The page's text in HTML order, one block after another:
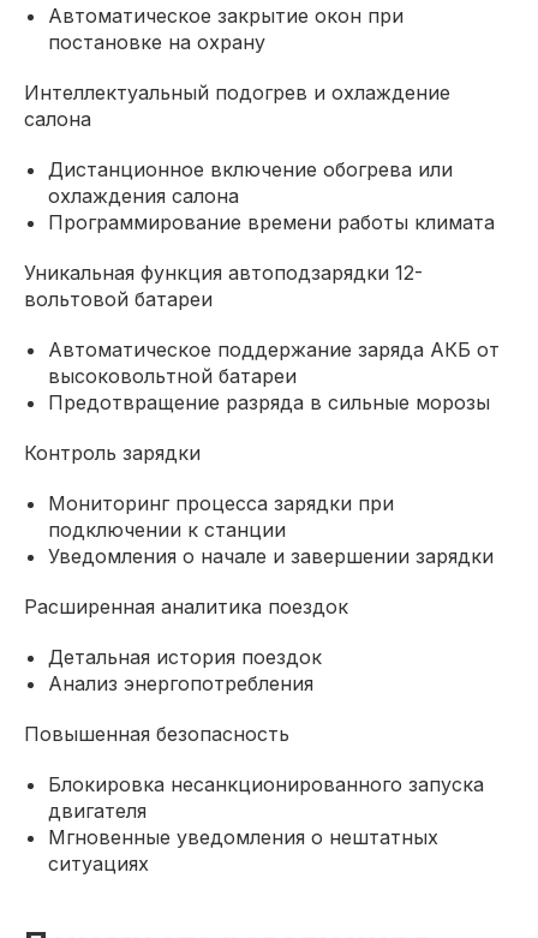
Автоматическое закрытие окон при
постановке на охрану
Интеллектуальный подогрев и охлаждение
салона
Дистанционное включение обогрева или
охлаждения салона
Программирование времени работы климата
Уникальная функция автоподзарядки 12-
вольтовой батареи
Автоматическое поддержание заряда АКБ от
высоковольтной батареи
Предотвращение разряда в сильные морозы
Контроль зарядки
Мониторинг процесса зарядки при
подключении к станции
Уведомления о начале и завершении зарядки
Расширенная аналитика поездок
Детальная история поездок
Анализ энергопотребления
Повышенная безопасность
Блокировка несанкционированного запуска
двигателя
Мгновенные уведомления о нештатных
ситуациях